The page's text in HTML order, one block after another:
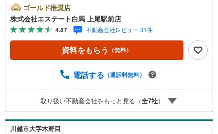
トーヨーカドー上尾駅前店」内に立地。2.無料駐車場完備
のお店立体駐車場は全480台収容可。駐車場完備してます。
3.大型キッズスペース当店自慢のキッズスペースをぜひご
覧ください。店内におむつ替えコーナーもご用意してま
す。4.年中無休・365日営業でお手伝い営業時間:10時～20
時まで。スピードある対応が自慢のお店です。5.提携FPへ
プランナーと無料相談。ローン返済について、老後や学費
宅地建物取引士やファイナンシャルプランナー、住宅ロー
ンアドバイザーなど、専門資格を持つスタッフが多数在籍
しております。お客様からの資料請求、お問い合わせをお
待ちしております。
ゴールド推奨店
株式会社エステート白馬 上尾駅前店
4.87 不動産会社レビュー 31件
資料をもらう （無料）
電話する （通話料無料）
取り扱い不動産会社をもっと見る（全7社）
川越市大字木野目